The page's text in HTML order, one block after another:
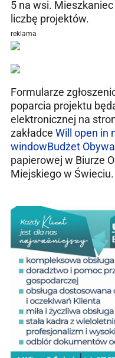
5 na wsi.
liczbę projektów.
reklama
Formularze
poparcia projektu
elektronicznej na
zakładce Will open in
windowBudżet
papierowej w Biurze
Miejskiego w Świeciu.